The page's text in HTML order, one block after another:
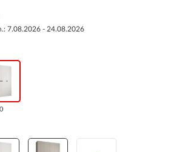
7.08.2026 - 24.08.2026